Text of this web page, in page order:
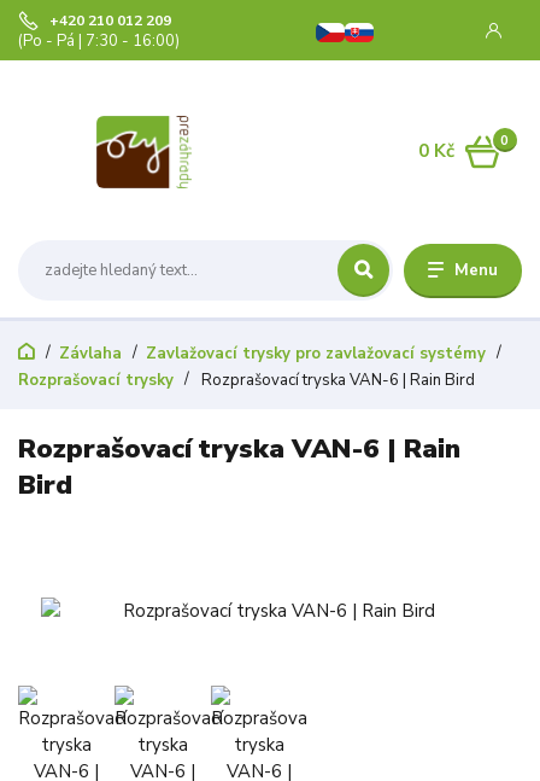
Menu
+420 210 012 209
(Po - Pá | 7:30 - 16:00)
0
0 Kč
Závlaha
Zavlažovací trysky pro zavlažovací systémy
Rozprašovací trysky
Rozprašovací tryska VAN-6 | Rain Bird
Rozprašovací tryska VAN-6 | Rain
Bird